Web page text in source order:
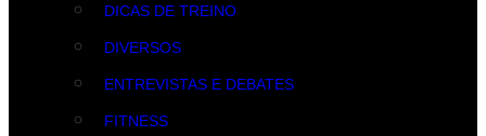
DICAS DE TREINO
DIVERSOS
ENTREVISTAS E DEBATES
FITNESS